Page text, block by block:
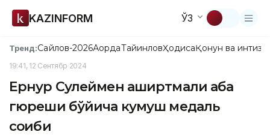
KAZINFORM ЎЗ
Тренд:Сайлов-2026АқордаТайинловҲодисаҚонун ва
19:41, 12 Сентябр 2024
Ернур Сулеймен аширтмали аба
гюреши бўйича кумуш медаль
соҳиби